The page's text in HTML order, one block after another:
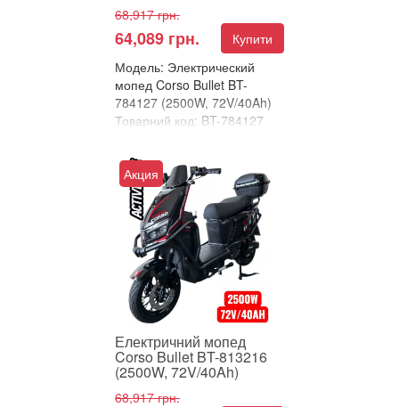
68,917 грн.
64,089 грн.
Купити
Модель: Электрический
мопед Corso Bullet BT-
784127 (2500W, 72V/40Ah)
Товарний код: BT-784127
Порівняти
⚡ ЕЛЕКТРИЧНИЙ
ВЕЛОСИПЕД CORSO
BULLET – 2500 Вт
ПОТУЖНОСТІ ТА
РЕКОРДНИЙ ЗАПАС ХОДУ!
⚡ Corso Bullet...
Акция
Електричний мопед
Corso Bullet BT-813216
(2500W, 72V/40Ah)
68,917 грн.